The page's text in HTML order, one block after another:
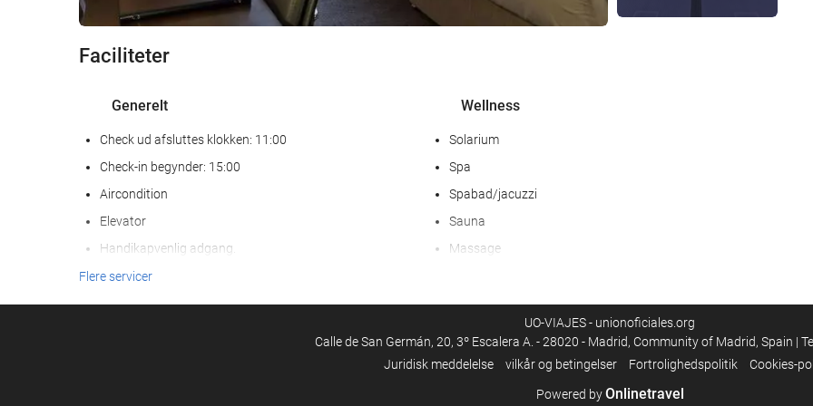
Faciliteter
Generelt
Check ud afsluttes klokken: 11:00
Check-in begynder: 15:00
Aircondition
Elevator
Handikapvenlig adgang.
Ikke-ryger værelser
Kæledyr er ikke tilladt
Wellness
Solarium
Spa
Spabad/jacuzzi
Sauna
Massage
Gruppe undervisning
Mad og drikke
Flere servicer
UO-VIAJES - unionoficiales.org
Calle de San Germán, 20, 3º Escalera A. - 28020 - Madrid, Community of Madrid, Spain |
Juridisk meddelelse vilkår og betingelser Fortrolighedspolitik Cookies-
Powered byOnlinetravel